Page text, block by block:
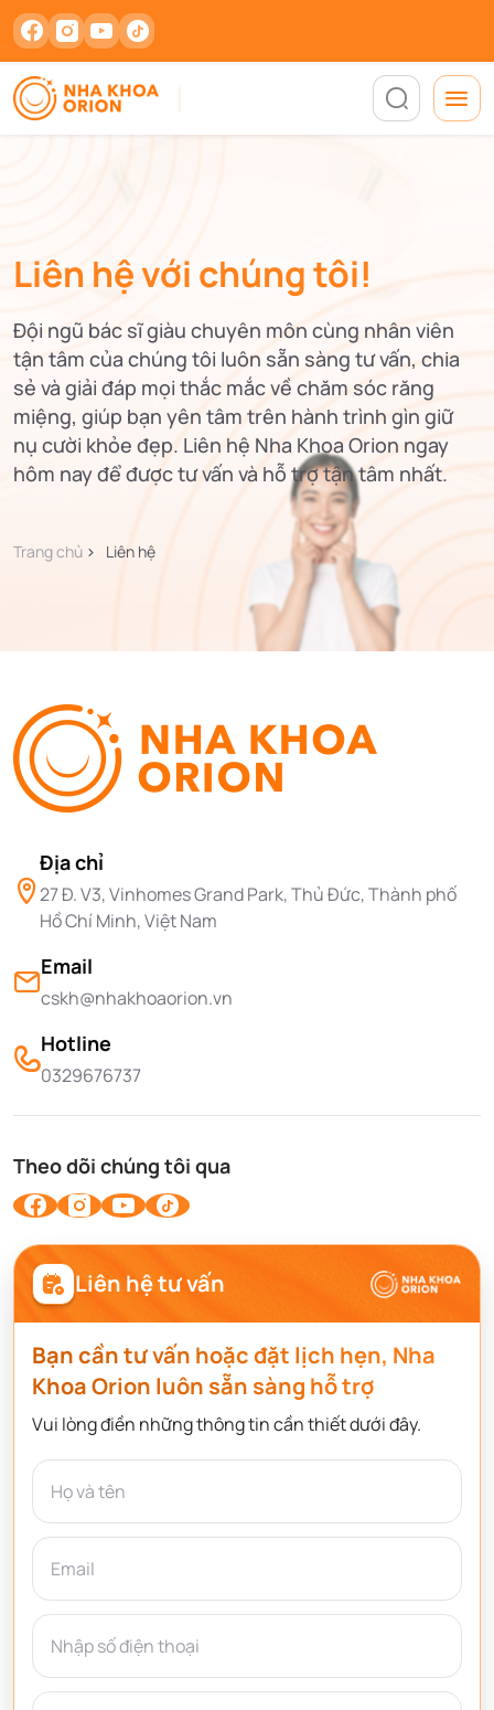
Liên hệ với chúng tôi!
Đội ngũ bác sĩ giàu chuyên môn cùng nhân viên
tận tâm của chúng tôi luôn sẵn sàng tư vấn, chia
sẻ và giải đáp mọi thắc mắc về chăm sóc răng
miệng, giúp bạn yên tâm trên hành trình gìn giữ
nụ cười khỏe đẹp. Liên hệ Nha Khoa Orion ngay
hôm nay để được tư vấn và hỗ trợ tận tâm nhất.
Trang chủ Liên hệ
Địa chỉ
27 Đ. V3, Vinhomes Grand Park, Thủ Đức, Thành phố
Hồ Chí Minh, Việt Nam
Email
cskh@nhakhoaorion.vn
Hotline
0329676737
Theo dõi chúng tôi qua
Liên hệ tư vấn
Bạn cần tư vấn hoặc đặt lịch hẹn, Nha
Khoa Orion luôn sẵn sàng hỗ trợ
Vui lòng điền những thông tin cần thiết dưới đây.